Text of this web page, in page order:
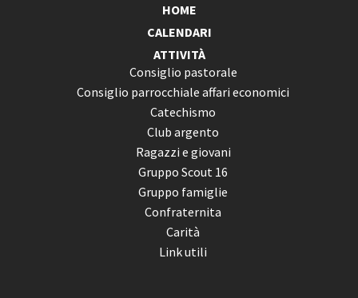
HOME
CALENDARI
ATTIVITÀ
Consiglio pastorale
Consiglio parrocchiale affari economici
Catechismo
Club argento
Ragazzi e giovani
Gruppo Scout 16
Gruppo famiglie
Confraternita
Carità
Link utili